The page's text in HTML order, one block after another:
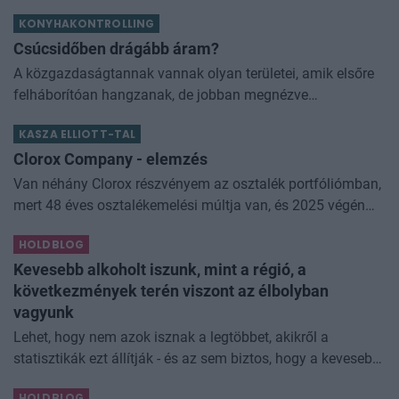
KONYHAKONTROLLING
Csúcsidőben drágább áram?
A közgazdaságtannak vannak olyan területei, amik elsőre
felháborítóan hangzanak, de jobban megnézve
némi kellemetlenséggel is járnak. Az
KASZA ELLIOTT-TAL
Clorox Company - elemzés
Van néhány Clorox részvényem az osztalék portfóliómban,
mert 48 éves osztalékemelési múltja van, és 2025 végén
dividend king-et. Azt
HOLDBLOG
Kevesebb alkoholt iszunk, mint a régió, a
következmények terén viszont az élbolyban
vagyunk
Lehet, hogy nem azok isznak a legtöbbet, akikről a
statisztikák ezt állítják - és az sem biztos, hogy a kevesebb